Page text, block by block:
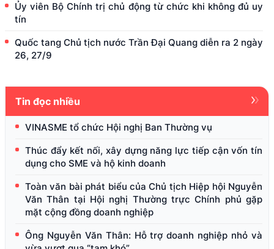
Ủy viên Bộ Chính trị chủ động từ chức khi không đủ uy
tín
Quốc tang Chủ tịch nước Trần Đại Quang diễn ra 2 ngày
26, 27/9
Tin đọc nhiều
VINASME tổ chức Hội nghị Ban Thường vụ
Thúc đẩy kết nối, xây dựng năng lực tiếp cận vốn tín
dụng cho SME và hộ kinh doanh
Toàn văn bài phát biểu của Chủ tịch Hiệp hội Nguyễn
Văn Thân tại Hội nghị Thường trực Chính phủ gặp
mặt cộng đồng doanh nghiệp
Ông Nguyễn Văn Thân: Hỗ trợ doanh nghiệp nhỏ và